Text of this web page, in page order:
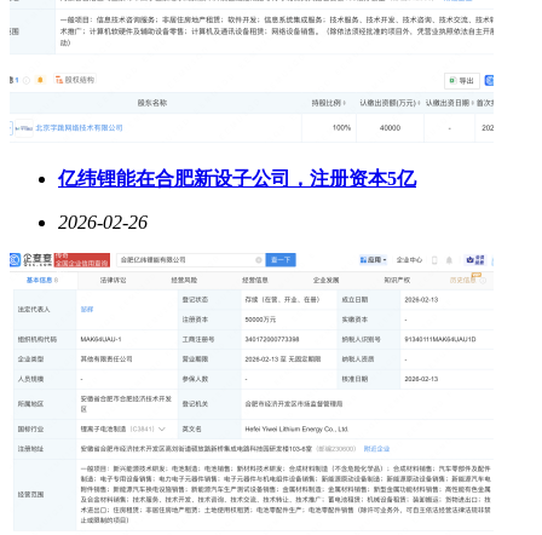
亿纬锂能在合肥新设子公司，注册资本5亿
2026-02-26